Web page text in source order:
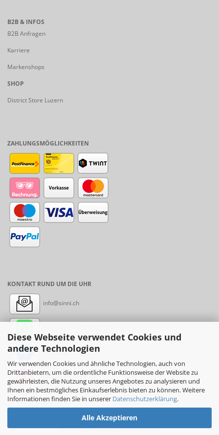
Diese Webseite verwendet Cookies und
andere Technologien
Wir verwenden Cookies und ähnliche Technologien, auch von
Drittanbietern, um die ordentliche Funktionsweise der Website zu
gewährleisten, die Nutzung unseres Angebotes zu analysieren und
Ihnen ein bestmögliches Einkaufserlebnis bieten zu können. Weitere
Informationen finden Sie in unserer Datenschutzerklärung.
Alle Akzeptieren
B2B & INFOS
B2B Anfragen
Karriere
Markenshops
SHOP
District Store Luzern
ZAHLUNGSMÖGLICHKEITEN
KONTAKT RUND UM DIE UHR
info@sinni.ch
Messenger: sinni.ch
Instagram: sinni_ch
Online-Shopby sinni.ch © 2017-2026